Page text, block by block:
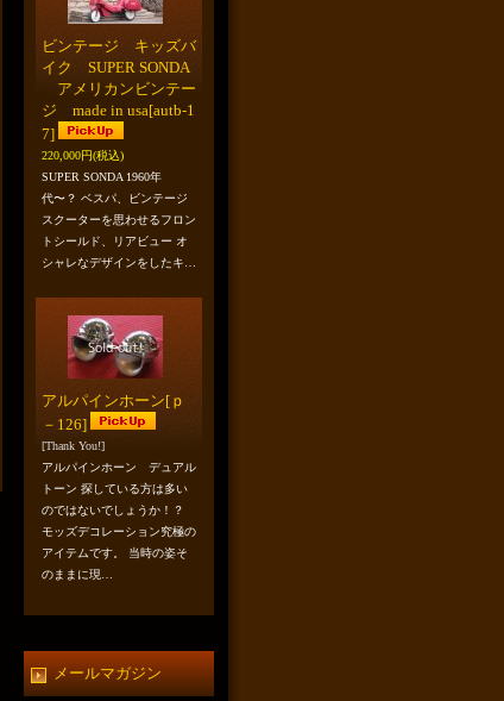
ビンテージ キッズバ
イク SUPER SONDA
アメリカンビンテー
ジ made in usa[autb-1
7]
220,000円(税込)
SUPER SONDA 1960年
代〜？ ベスパ、ビンテージ
スクーターを思わせるフロン
トシールド、リアビュー オ
シャレなデザインをしたキ…
アルパインホーン[ｐ
－126]
[Thank You!]
アルパインホーン デュアル
トーン 探している方は多い
のではないでしょうか！？
モッズデコレーション究極の
アイテムです。 当時の姿そ
のままに現…
メールマガジン